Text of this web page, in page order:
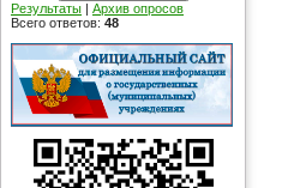
Результаты | Архив опросов
Всего ответов: 48